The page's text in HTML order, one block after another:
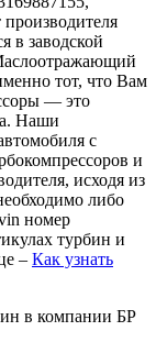
в заводской
тот, что Вам
— это
Наши
с
и
исходя из
либо
номер
турбин и
– Как узнать
в компании БР